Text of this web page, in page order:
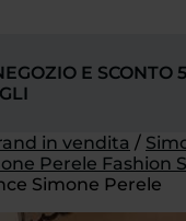
E SCONTO
in vendita /
Perele Fashion
Simone Perele